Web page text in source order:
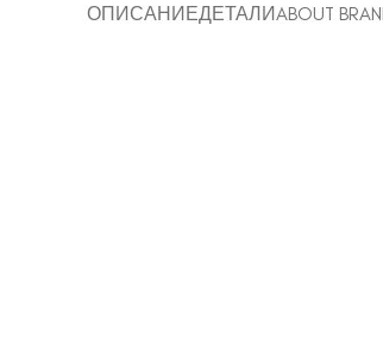
ОПИСАНИЕДЕТАЛИABOUT